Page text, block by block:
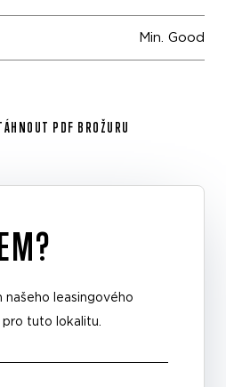
Min. Good
PDF BROŽURU
leasingového
tuto lokalitu.